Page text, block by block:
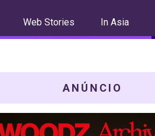
Web Stories In Asia
ANÚNCIO